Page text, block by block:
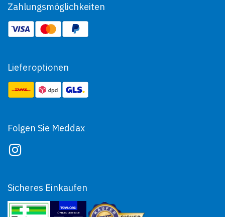
Zahlungsmöglichkeiten
Lieferoptionen
Folgen Sie Meddax
Sicheres Einkaufen